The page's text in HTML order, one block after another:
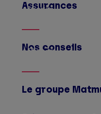
Assurances
Afficher
Nos conseils
Afficher
Le groupe